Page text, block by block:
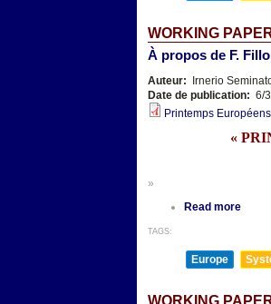
WORKING
À propos de F.
Auteur:
Irnerio
Date de publication: 6/
Printemps
«
»
Read more
TAGS:
Europe
WORKING